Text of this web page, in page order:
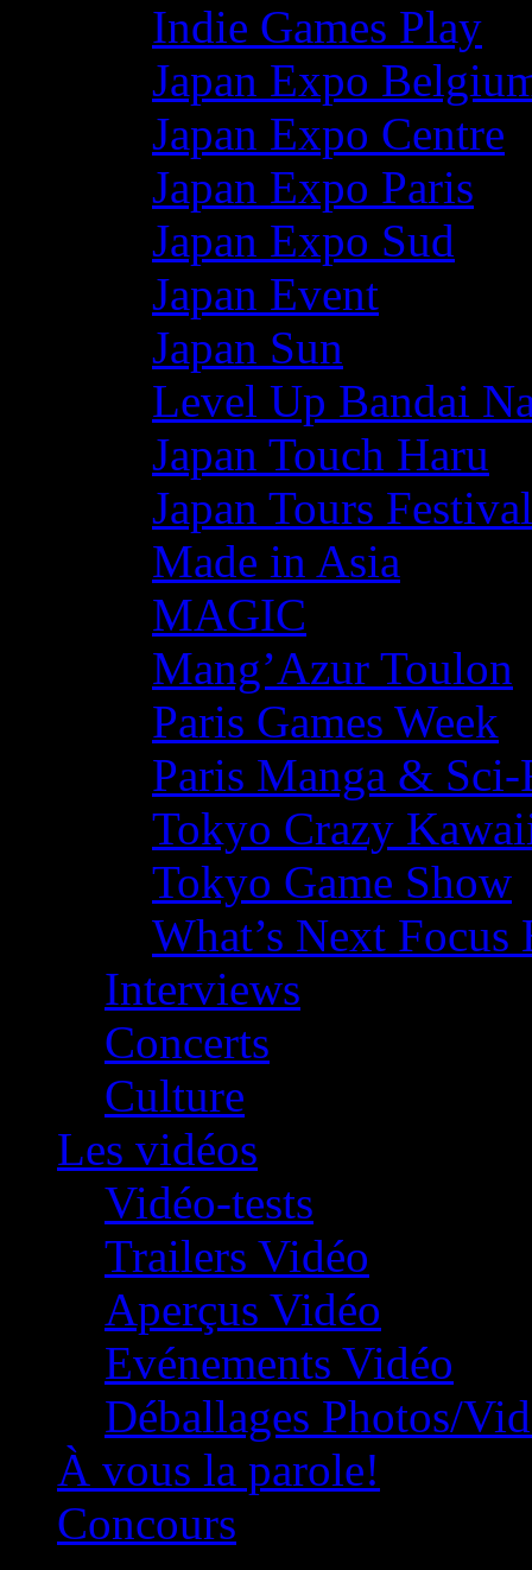
Indie Games Play
Japan Expo
Japan Expo Centre
Japan Expo Paris
Japan Expo Sud
Japan Event
Japan Sun
Level Up Bandai
Japan Touch Haru
Japan Tours Festival
Made in Asia
MAGIC
Mang’Azur Toulon
Paris Games Week
Paris Manga &
Tokyo Crazy
Tokyo Game Show
What’s Next
Interviews
Concerts
Culture
Les vidéos
Vidéo-tests
Trailers Vidéo
Aperçus Vidéo
Evénements Vidéo
Déballages Photos/
À vous la parole!
Concours